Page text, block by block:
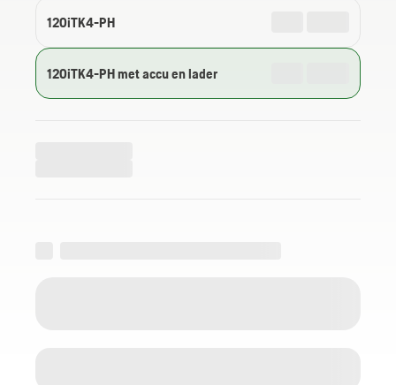
120iTK4-PH
120iTK4-PH met accu en lader